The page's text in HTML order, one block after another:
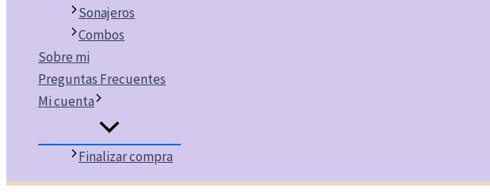
Sonajeros
Combos
Sobre mi
Preguntas Frecuentes
Mi cuenta
Finalizar compra